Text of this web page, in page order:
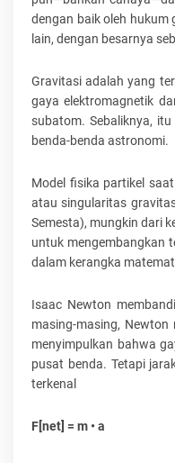
dengan baik oleh hukum
lain, dengan besarnya
Gravitasi adalah yang
gaya elektromagnetik
subatom. Sebaliknya,
benda-benda astronomi.
Model fisika partikel
atau singularitas
Semesta), mungkin dari
untuk mengembangkan
dalam kerangka
Isaac Newton
masing-masing,
menyimpulkan bahwa
pusat benda. Tetapi
terkenal
F[net] = m • a